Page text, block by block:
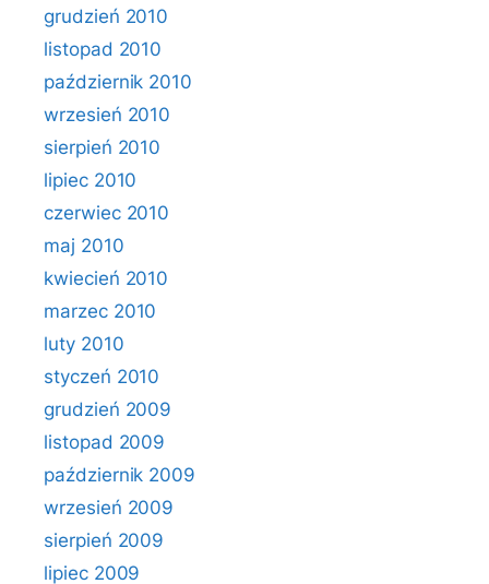
grudzień 2010
listopad 2010
październik 2010
wrzesień 2010
sierpień 2010
lipiec 2010
czerwiec 2010
maj 2010
kwiecień 2010
marzec 2010
luty 2010
styczeń 2010
grudzień 2009
listopad 2009
październik 2009
wrzesień 2009
sierpień 2009
lipiec 2009